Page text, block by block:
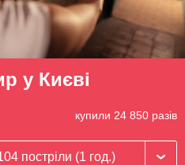
у Києві
купили 24 850 разів
постріли (1 год.)